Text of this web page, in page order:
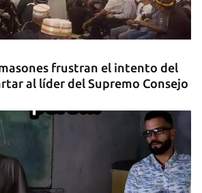
frustran el intento del
al líder del Supremo Consejo